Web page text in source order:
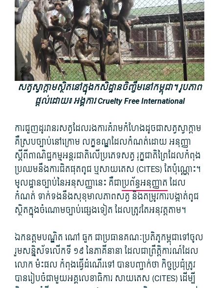
សត្វស្វាក្តាមស្ថិតនៅក្នុងកសិដ្ឋានចិញ្ចឹមនៅកម្ពុជា។ រូបភាព
ផ្តល់ដោយ៖ អង្គការ Cruelty Free International
ការជួញដូរវានរសត្វដែលរងការគំរាមកំហែងដូចជាសត្វស្វាក្តាម
គឺស្របច្បាប់នៅក្រោម លក្ខខណ្ឌដែលកំណត់ដោយ អនុញ្ញា
ស្តីពីពាណិជ្ជកម្មអន្តរជាតិលើប្រភេទសត្វ រុក្ខជាតិព្រៃដែលកំពុង
ប្រឈមនឹងការជិតផុតពូជ ឬសាយតេស (CITES) តែប៉ុណ្ណោះ។
មូលដ្ឋានច្បាប់នៃអនុសញ្ញានេះ គឺជាប្រព័ន្ធអនុញ្ញាត ដែល
កំណត់ ទាក់ទងនឹងសុខុមាលភាពសត្វ និងតម្រូវការបង្កាត់ពូជ
ស្ថិតក្នុងចំណោមច្បាប់ផ្សេងទៀត ដែលត្រូវតែអនុវត្តតាម។
ឯកឧត្តមបណ្ឌិត ណៅ ធួក ជាប្រធានគណៈប្រតិភូកម្ពុជាទៅចូល
រួមសន្និស័ទលើកទី ១៩ នៃភាគីនានា ដែលជាព្រឹត្តិការណ៍ដែល
លោក ម៉ះផល កំពុងធ្វើដំណើរទៅ បានបញ្ជាក់ថា កិច្ចប្រជុំត្រូវ
បានរៀបចំជាមួយអគ្គលេខាធិការ សាយតេស (CITES) ដើម្បី